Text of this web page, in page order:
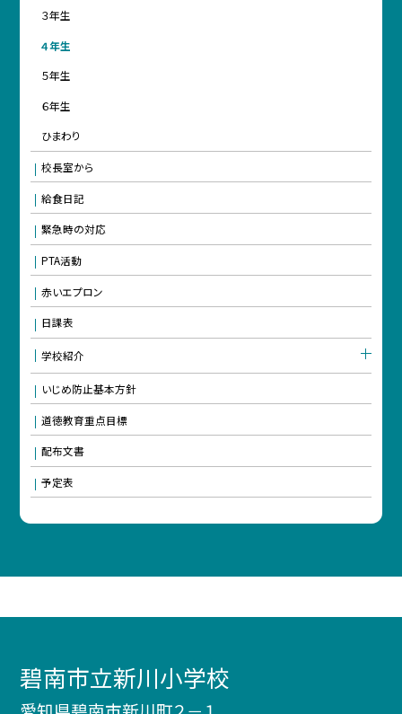
３年生
４年生
５年生
６年生
ひまわり
校長室から
給食日記
緊急時の対応
PTA活動
赤いエプロン
日課表
学校紹介
いじめ防止基本方針
道徳教育重点目標
配布文書
予定表
碧南市立新川小学校